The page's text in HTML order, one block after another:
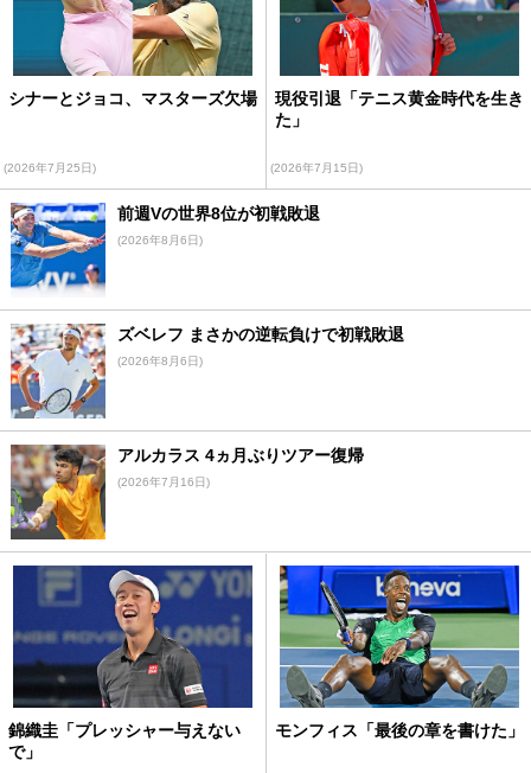
シナーとジョコ、マスターズ欠場
(2026年7月25日)
現役引退「テニス黄金時代を生き
た」
(2026年7月15日)
前週Vの世界8位が初戦敗退
(2026年8月6日)
ズベレフ まさかの逆転負けで初戦敗退
(2026年8月6日)
アルカラス 4ヵ月ぶりツアー復帰
(2026年7月16日)
錦織圭「プレッシャー与えない
で」
モンフィス「最後の章を書けた」